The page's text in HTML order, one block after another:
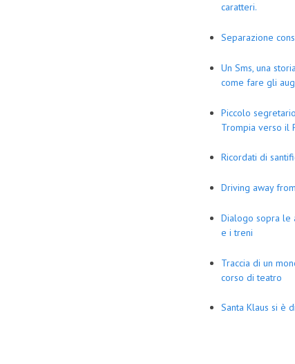
caratteri.
Separazione
Un Sms, una
come fare gli
Piccolo
Trompia verso il
Ricordati di
Driving away
Dialogo sopra le
e i treni
Traccia di un
corso di teatro
Santa Klaus si è